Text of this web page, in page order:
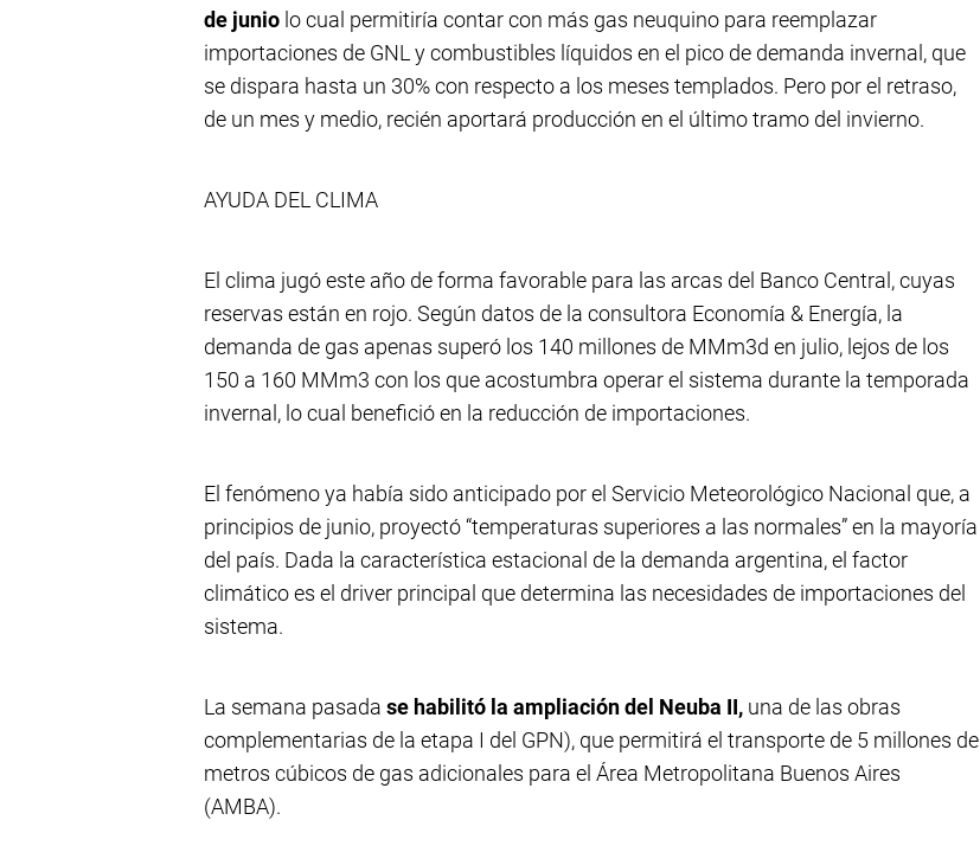
de junio lo cual permitiría contar con más gas neuquino para reemplazar
importaciones de GNL y combustibles líquidos en el pico de demanda invernal, que
se dispara hasta un 30% con respecto a los meses templados. Pero por el retraso,
de un mes y medio, recién aportará producción en el último tramo del invierno.
AYUDA DEL CLIMA
El clima jugó este año de forma favorable para las arcas del Banco Central, cuyas
reservas están en rojo. Según datos de la consultora Economía & Energía, la
demanda de gas apenas superó los 140 millones de MMm3d en julio, lejos de los
150 a 160 MMm3 con los que acostumbra operar el sistema durante la temporada
invernal, lo cual benefició en la reducción de importaciones.
El fenómeno ya había sido anticipado por el Servicio Meteorológico Nacional que, a
principios de junio, proyectó “temperaturas superiores a las normales” en la mayoría
del país. Dada la característica estacional de la demanda argentina, el factor
climático es el driver principal que determina las necesidades de importaciones del
sistema.
La semana pasada se habilitó la ampliación del Neuba II, una de las obras
complementarias de la etapa I del GPN), que permitirá el transporte de 5 millones de
metros cúbicos de gas adicionales para el Área Metropolitana Buenos Aires
(AMBA).